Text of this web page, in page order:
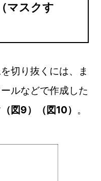
マスクす
切り抜くには、ま
ルなどで作成した
（図9）（図10） 。